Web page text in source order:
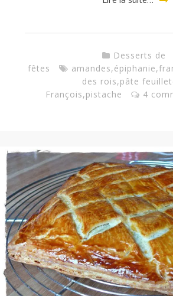
Desserts de
fêtes
amandes,épiphanie,
des rois,pâte
François,pistache 4